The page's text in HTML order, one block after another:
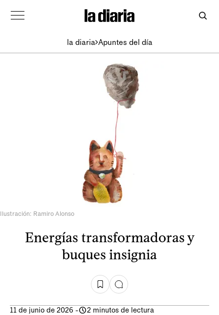
la diaria Apuntes del día
Ilustración: Ramiro Alonso
Energías transformadoras y
buques insignia
11 de junio de 2026 - 2 minutos de lectura